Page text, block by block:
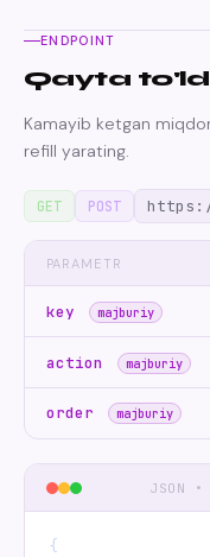
ENDPOINT
Qayta
Kamayib ketgan
refill yarating.
GET POST
PARAMETR
key majburiy
action majburiy
order majburiy
JSON •
{